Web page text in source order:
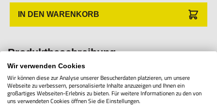
IN DEN WARENKORB
Produktbeschreibung
DITRON 1-Meter-Anschlusskabel mit Metallschutz.
Wir verwenden Cookies
Wir können diese zur Analyse unserer Besucherdaten platzieren, um unsere
Webseite zu verbessern, personalisierte Inhalte anzuzeigen und Ihnen ein
großartiges Webseiten-Erlebnis zu bieten. Für weitere Informationen zu den von
uns verwendeten Cookies öffnen Sie die Einstellungen.